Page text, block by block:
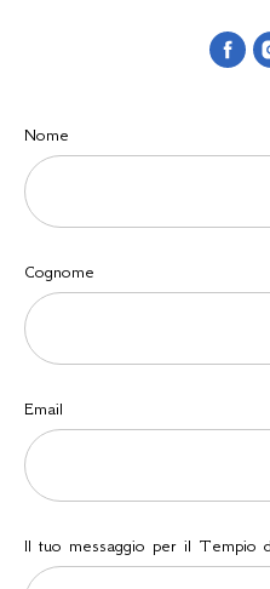
Nome
Cognome
Email
Il tuo messaggio per il Tempio